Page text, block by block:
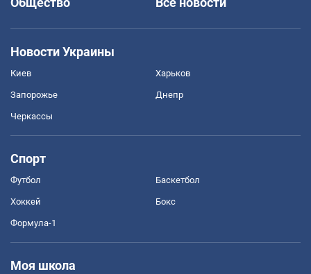
Новости Украины
Киев Харьков
Запорожье Днепр
Черкассы
Спорт
Футбол Баскетбол
Хоккей Бокс
Формула-1
Моя школа